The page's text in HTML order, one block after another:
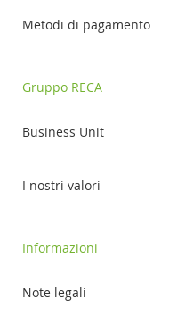
Metodi di pagamento
Gruppo RECA
Business Unit
I nostri valori
Informazioni
Note legali